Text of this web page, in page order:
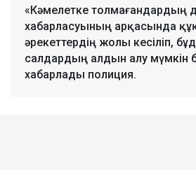
«Кәмелетке толмағандардың
хабарласуының арқасында
әрекеттердің жолы кесіліп,
салдардың алдын алу мүмкін
хабарлады полиция.